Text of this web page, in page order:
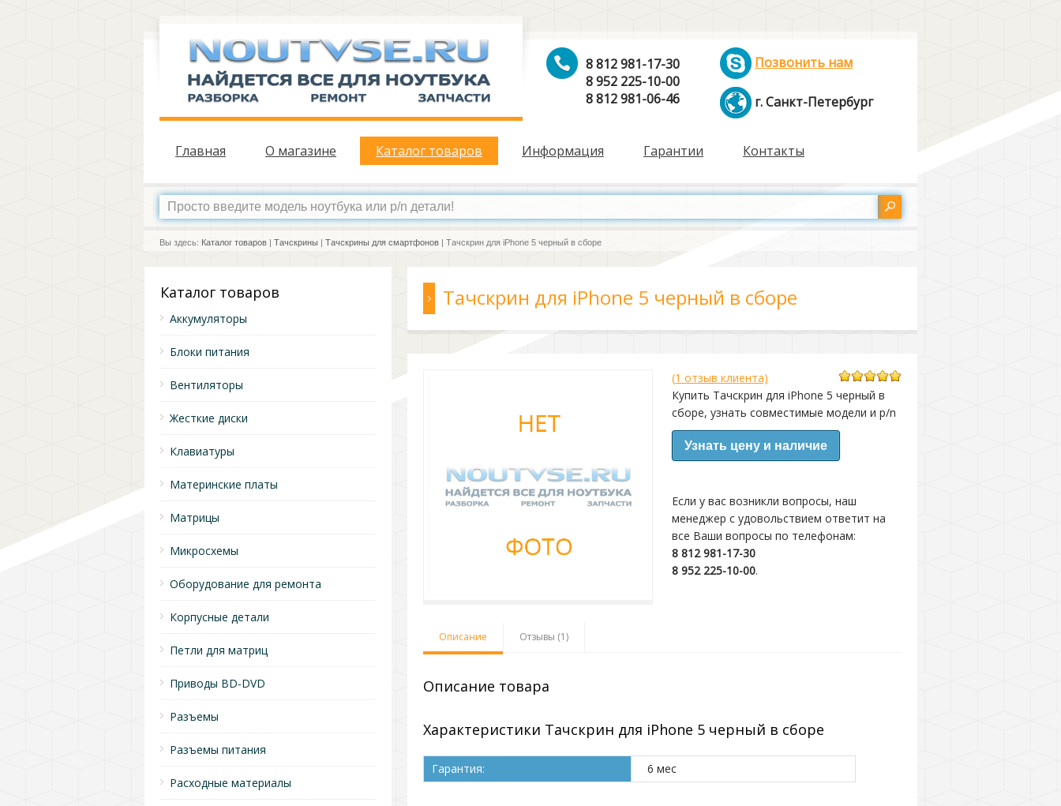
8 812 981-17-30
8 952 225-10-00
8 812 981-06-46
Позвонить нам
г. Санкт-Петербург
Главная О магазине Каталог товаров Информация Гарантии Контакты
Вы здесь: Каталог товаров | Тачскрины | Тачскрины для смартфонов | Тачскрин для iPhone 5 черный в сборе
Тачскрин для iPhone 5 черный в сборе
5.00 из
5
основано
1
оценке
(1 отзыв клиента)
Купить Тачскрин для iPhone 5 черный в
сборе, узнать совместимые модели и p/n
Узнать цену и наличие
Если у вас возникли вопросы, наш
менеджер с удовольствием ответит на
все Ваши вопросы по телефонам:
8 812 981-17-30
8 952 225-10-00.
Описание Отзывы (1)
Описание товара
Характеристики Тачскрин для iPhone 5 черный в сборе
Гарантия: 6 мес
Каталог товаров
Аккумуляторы
Блоки питания
Вентиляторы
Жесткие диски
Клавиатуры
Материнские платы
Матрицы
Микросхемы
Оборудование для ремонта
Корпусные детали
Петли для матриц
Приводы BD-DVD
Разъемы
Разъемы питания
Расходные материалы